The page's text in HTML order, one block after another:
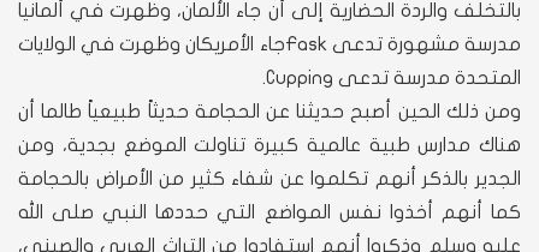
بالتخلف والردة الحضارية إلى أن جاء الألمان، وظهرت في ألمانيا
مدرسة مشهورة تدعى Faskجاء الأمريكان وظهرت في الولايات
المتحدة مدرسة تدعى Cupping.
ومن ذلك الحين أصبح حديثنا عن الحجامة حديثاً طبيعياً طالما أن
هناك مدارس طبية عالمية كبيرة تناولت الموضع بجدية، ومن
الجدير بالذكر أنهم تكلموا عن شفاء كثير من الأمراض بالحجامة
كما أنهم أخذوا نفس المواضع التي حددها النبي صلى الله
عليه وسلم وذكروا أنهم استفادوا من التراث العربي والصيني،